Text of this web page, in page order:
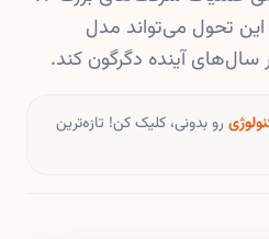
تحول می‌تواند مدل
سال‌های آینده دگرگون کند.
رو بدونی، کلیک کن! تازه‌ترین